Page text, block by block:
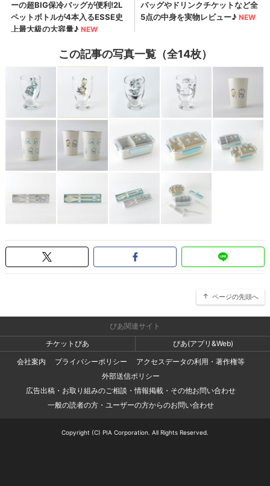
この記事の写真一覧（全14枚）
ページの先頭へ
ぴあ関連サイト
チケットぴあ
ぴあ(アプリ&Web)
会社案内
プライバシーポリシー
アクセスデータの利用・著作権等
外部送信ポリシー
広告出稿・お取り組みのご相談・情報掲載・その他お問い合わせ
一般の読者の方・ユーザーの方からのお問い合わせ
Copyright (C) PIA Corporation. All Rights Reserved.